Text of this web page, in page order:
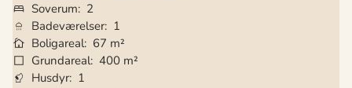
Soverum
2
Badeværelser 1
Boligareal 67 m²
Grundareal 400 m²
Husdyr 1